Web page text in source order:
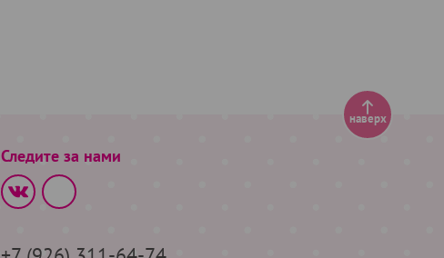
Следите за нами
наверх